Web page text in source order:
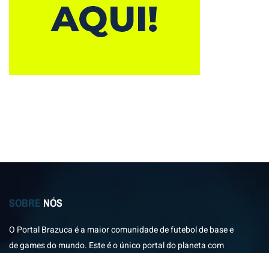
SOBRE NÓS
O Portal Brazuca é a maior comunidade de futebol de base e
de games do mundo. Este é o único portal do planeta com